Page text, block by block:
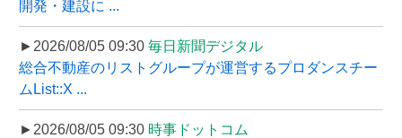
開発・建設に ...
►2026/08/05 09:30 毎日新聞デジタル
総合不動産のリストグループが運営するプロダンスチー
ムList::X ...
►2026/08/05 09:30 時事ドットコム